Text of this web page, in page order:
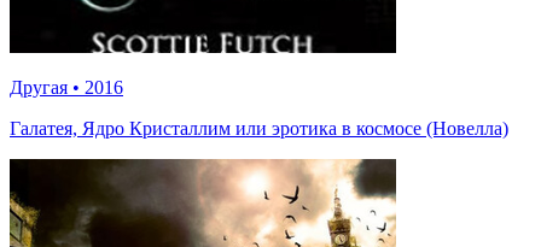
Другая • 2016
Галатея, Ядро Кристаллим или эротика в космосе (Новелла)